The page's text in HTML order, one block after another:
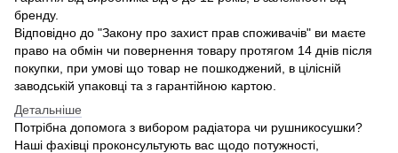
бренду.
Відповідно до "Закону про захист прав споживачів" ви маєте
право на обмін чи повернення товару протягом 14 днів після
покупки, при умові що товар не пошкоджений, в цілісній
заводській упаковці та з гарантійною картою.
Детальніше
Потрібна допомога з вибором радіатора чи рушникосушки?
Наші фахівці проконсультують вас щодо потужності,